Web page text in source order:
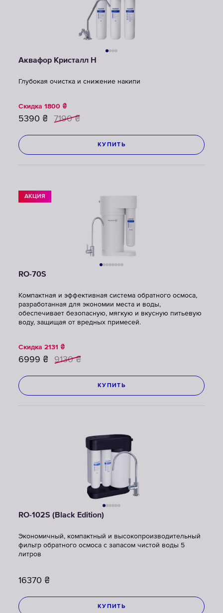
Аквафор Кристалл Н
Глубокая очистка и снижение накипи
Скидка 1800 ₴
5390 ₴ 7190 ₴
КУПИТЬ
АКЦИЯ
RO-70S
Компактная и эффективная система обратного осмоса,
разработанная для экономии места и воды,
обеспечивает безопасную, мягкую и вкусную питьевую
воду, защищая от вредных примесей.
Скидка 2131 ₴
6999 ₴ 9130 ₴
КУПИТЬ
RO-102S (Black Edition)
Экономичный, компактный и высокопроизводительный
фильтр обратного осмоса с запасом чистой воды 5
литров
16370 ₴
КУПИТЬ